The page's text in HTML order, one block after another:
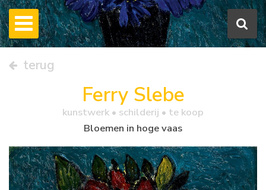
terug
Ferry Slebe
kunstwerk • schilderij • te koop
Bloemen in hoge vaas